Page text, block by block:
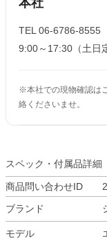
本社
TEL 06-6786-8555
9:00～17:30（土日
※本社での現物確認は
絡くださいませ。
スペック・付属品詳細
商品問い合わせID
ブランド
モデル